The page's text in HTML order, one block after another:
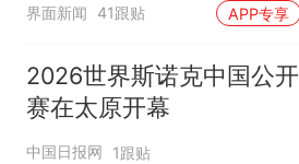
界面新闻 41跟贴 APP专享
2026世界斯诺克中国公开
赛在太原开幕
中国日报网 1跟贴